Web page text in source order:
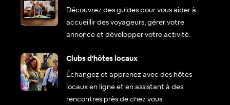
Découvrez des guides pour vous aider à
accueillir des voyageurs, gérer votre
annonce et développer votre activité.
Clubs d'hôtes locaux
Échangez et apprenez avec des hôtes
locaux en ligne et en assistant à des
rencontres près de chez vous.